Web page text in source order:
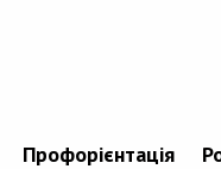
Профорієнтація